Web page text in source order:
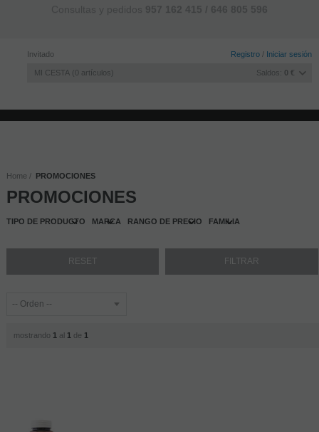
Invitado Registro / Iniciar sesión
MI CESTA 0 artículos Saldos: 0 €
ACUMULAR SALDO
Home PROMOCIONES
PROMOCIONES
TIPO DE PRODUCTO MARCA RANGO DE PRECIO FAMILIA
mostrando 1 al 1 de 1